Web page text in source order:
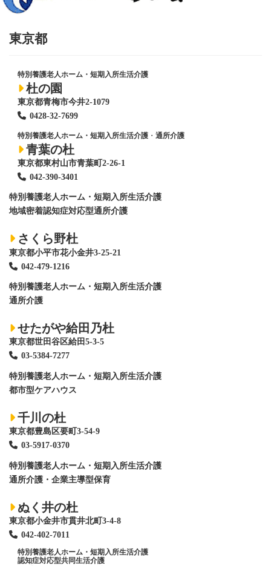
東京都
特別養護老人ホーム・短期入所生活介護
杜の園
東京都青梅市今井2-1079
0428-32-7699
特別養護老人ホーム・短期入所生活介護 ・ 通所介護
青葉の杜
東京都東村山市青葉町2-26-1
042-390-3401
特別養護老人ホーム ・短期入所生活介護
地域密着認知症対応型通所介護
さくら野杜
東京都小平市花小金井3-25-21
042-479-1216
特別養護老人ホーム ・短期入所生活介護
通所介護
せたがや給田乃杜
東京都世田谷区給田5-3-5
03-5384-7277
特別養護老人ホーム ・短期入所生活介護
都市型ケアハウス
千川の杜
東京都豊島区要町3-54-9
03-5917-0370
特別養護老人ホーム ・短期入所生活介護
通所介護・企業主導型保育
ぬく井の杜
東京都小金井市貫井北町3-4-8
042-402-7011
特別養護老人ホーム ・短期入所生活介護
認知症対応型共同生活介護